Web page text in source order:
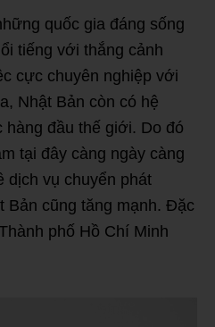
quốc gia đáng sống
tiếng với thắng cảnh
cực chuyên nghiệp với
Nhật Bản còn có hệ
hàng đầu thế giới. Do đó
tại đây càng ngày càng
dịch vụ chuyển phát
Bản cũng tăng mạnh. Đặc
phố Hồ Chí Minh